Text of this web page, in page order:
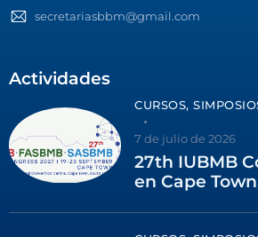
secretariasbbm@gmail.com
Actividades
CURSOS,
7 de julio de 2026
27th IUBMB
en Cape